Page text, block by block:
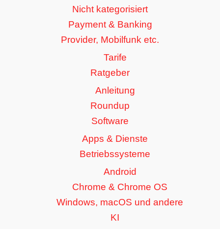
Nicht kategorisiert
Payment & Banking
Provider, Mobilfunk etc.
Tarife
Ratgeber
Anleitung
Roundup
Software
Apps & Dienste
Betriebssysteme
Android
Chrome & Chrome OS
Windows, macOS und andere
KI